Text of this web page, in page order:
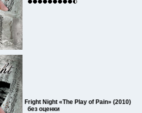
Fright Night «The Play of Pain» (2010)
без оценки